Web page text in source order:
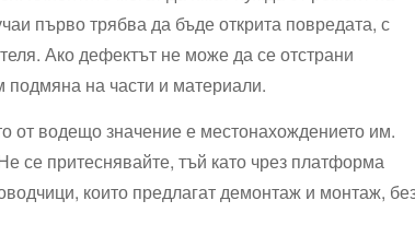
първо трябва да бъде открита повредата, с
Ако дефектът не може да се отстрани
на части и материали.
от водещо значение е местонахождението им.
се притеснявайте, тъй като чрез платформа
които предлагат демонтаж и монтаж,